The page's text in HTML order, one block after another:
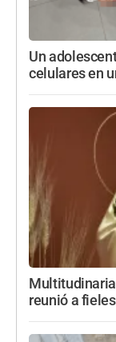
Un
celulares en
reunió a